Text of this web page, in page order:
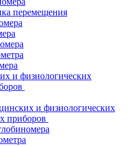
перемещения
и физиологических
и физиологических
приборов